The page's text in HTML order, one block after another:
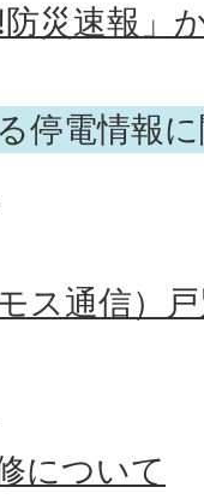
災速報」
停電情報
ス通信）
について